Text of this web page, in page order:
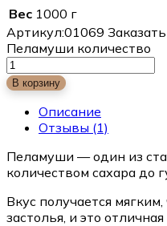
Вес 1000 г
Артикул:01069
Пеламуши количество
В корзину
Описание
Отзывы (1)
Пеламуши — один из
количеством сахара
Вкус получается
застолья, и это